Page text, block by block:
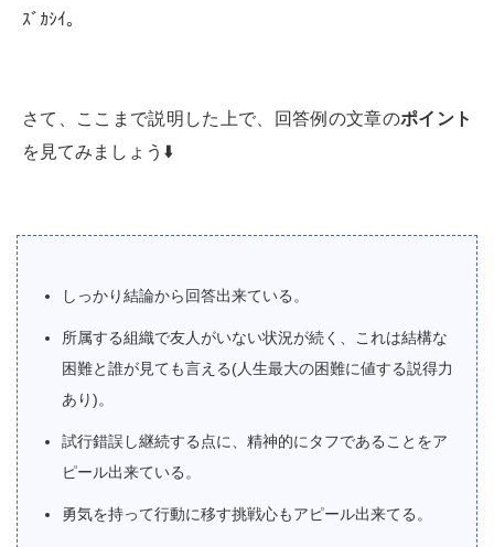
ｽﾞｶｼｲ。
さて、ここまで説明した上で、回答例の文章のポイント
を見てみましょう⬇️
しっかり結論から回答出来ている。
所属する組織で友人がいない状況が続く、これは結構な
困難と誰が見ても言える(人生最大の困難に値する説得力
あり)。
試行錯誤し継続する点に、精神的にタフであることをア
ピール出来ている。
勇気を持って行動に移す挑戦心もアピール出来てる。